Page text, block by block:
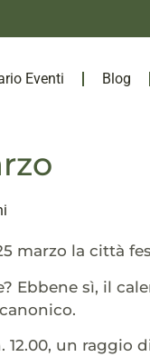
Eventi Blog
marzo la città
Ebbene sì, il
un raggio